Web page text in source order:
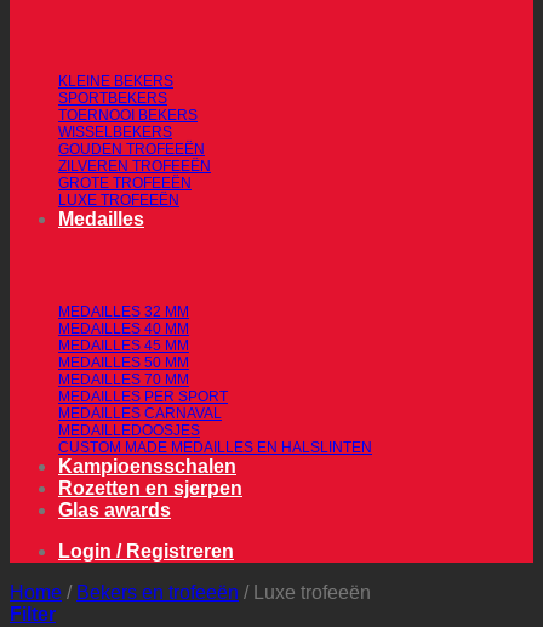
KLEINE BEKERS
SPORTBEKERS
TOERNOOI BEKERS
WISSELBEKERS
GOUDEN TROFEEËN
ZILVEREN TROFEEËN
GROTE TROFEEËN
LUXE TROFEEËN
Medailles
MEDAILLES 32 MM
MEDAILLES 40 MM
MEDAILLES 45 MM
MEDAILLES 50 MM
MEDAILLES 70 MM
MEDAILLES PER SPORT
MEDAILLES CARNAVAL
MEDAILLEDOOSJES
CUSTOM MADE MEDAILLES EN HALSLINTEN
Kampioensschalen
Rozetten en sjerpen
Glas awards
Login / Registreren
Home / Bekers en trofeeën /Luxe trofeeën
Filter